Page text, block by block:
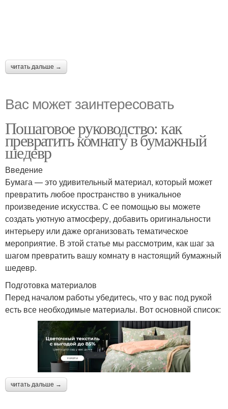
читать дальше →
Вас может заинтересовать
Пошаговое руководство: как
превратить комнату в бумажный
шедевр
Введение
Бумага — это удивительный материал, который может
превратить любое пространство в уникальное
произведение искусства. С ее помощью вы можете
создать уютную атмосферу, добавить оригинальности
интерьеру или даже организовать тематическое
мероприятие. В этой статье мы рассмотрим, как шаг за
шагом превратить вашу комнату в настоящий бумажный
шедевр.
Подготовка материалов
Перед началом работы убедитесь, что у вас под рукой
есть все необходимые материалы. Вот основной список:
читать дальше →